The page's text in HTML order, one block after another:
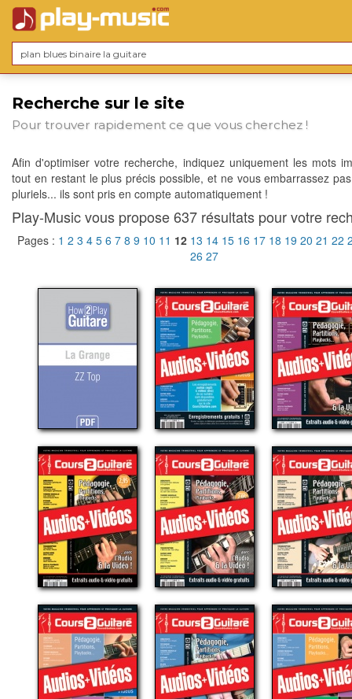
Recherche sur le site
Pour trouver rapidement ce que vous cherchez !
Afin d'optimiser votre recherche, indiquez uniquement les mots
tout en restant le plus précis possible, et ne vous embarrassez
pluriels... ils sont pris en compte automatiquement !
Play-Music vous propose 637 résultats pour votre
Pages : 1 2 3 4 5 6 7 8 9 10 11 12 13 14 15 16 17 18 19 20 21 22
26 27